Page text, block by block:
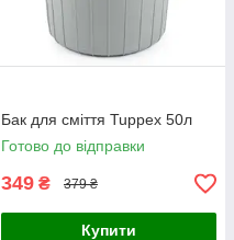
Бак для сміття Tuppex 50л
Готово до відправки
349 ₴ 379 ₴
Купити